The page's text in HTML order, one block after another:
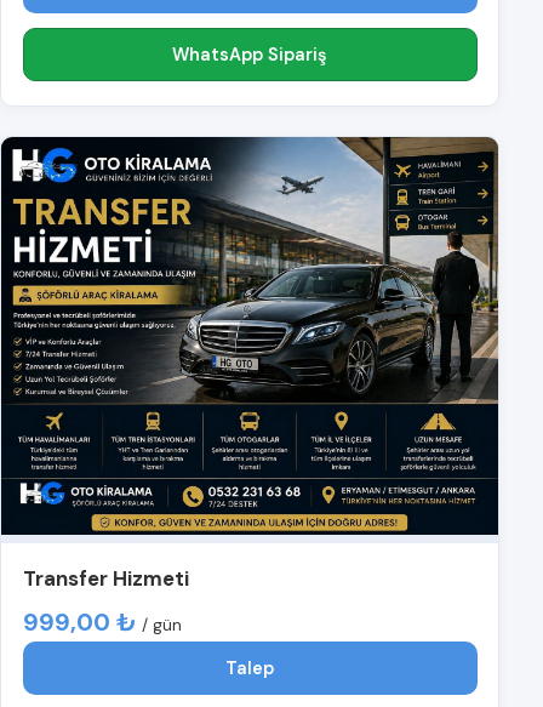
WhatsApp Sipariş
Transfer Hizmeti
999,00 ₺ / gün
Talep